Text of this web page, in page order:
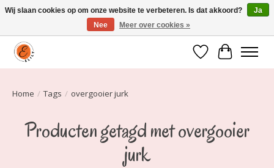
Elily is er om jou te laten stralen! Mode vanaf maat 34 t/m 54
Verlanglijst
Home / Tags / overgooier jurk
Producten getagd met overgooier
jurk
Wij slaan cookies op om onze website te verbeteren. Is dat akkoord?
Ja
Nee
Meer over cookies »